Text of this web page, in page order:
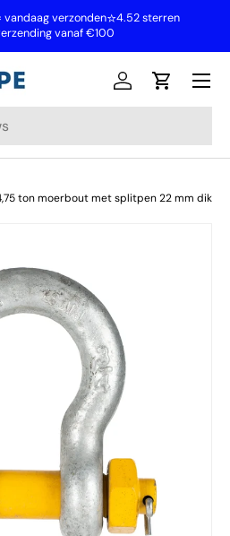
vandaag verzonden⭐4.52 sterren
vanaf €100
Inloggen
ton moerbout met splitpen 22 mm dik